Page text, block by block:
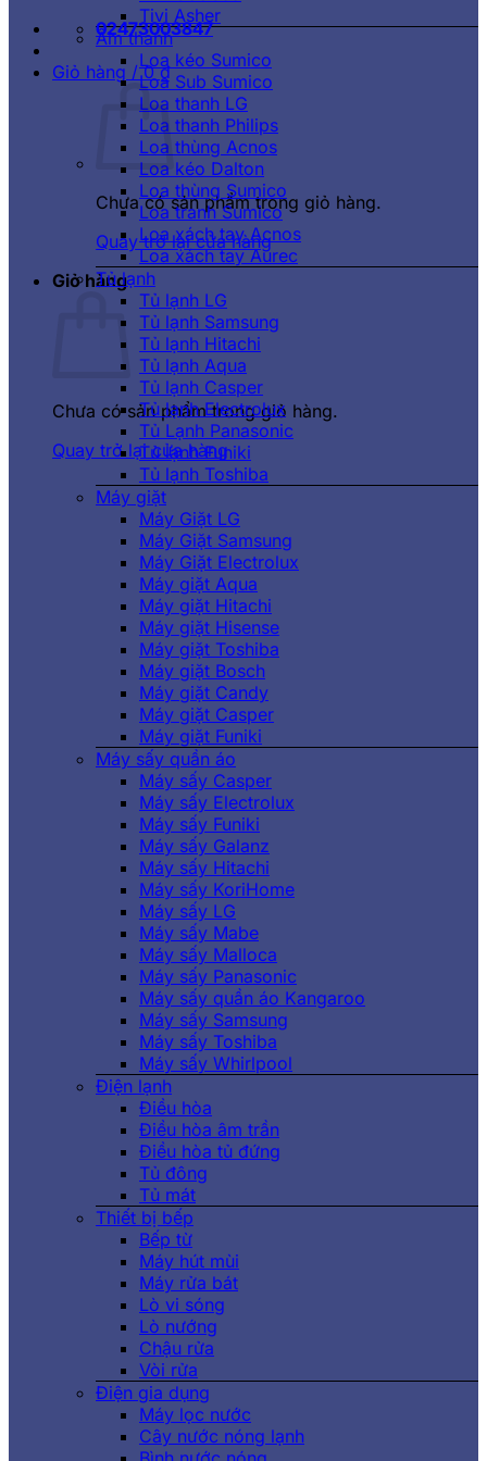
02473003847
Giỏ hàng /0₫
Chưa có sản phẩm trong giỏ hàng.
Quay trở lại cửa hàng
Giỏ hàng
Chưa có sản phẩm trong giỏ hàng.
Quay trở lại cửa hàng
Tivi Asher
Âm thanh
Loa kéo Sumico
Loa Sub Sumico
Loa thanh LG
Loa thanh Philips
Loa thùng Acnos
Loa kéo Dalton
Loa thùng Sumico
Loa tranh Sumico
Loa xách tay Acnos
Loa xách tay Aurec
Tủ lạnh
Tủ lạnh LG
Tủ lạnh Samsung
Tủ lạnh Hitachi
Tủ lạnh Aqua
Tủ lạnh Casper
Tủ lạnh Electrolux
Tủ Lạnh Panasonic
Tủ lạnh Funiki
Tủ lạnh Toshiba
Máy giặt
Máy Giặt LG
Máy Giặt Samsung
Máy Giặt Electrolux
Máy giặt Aqua
Máy giặt Hitachi
Máy giặt Hisense
Máy giặt Toshiba
Máy giặt Bosch
Máy giặt Candy
Máy giặt Casper
Máy giặt Funiki
Máy sấy quần áo
Máy sấy Casper
Máy sấy Electrolux
Máy sấy Funiki
Máy sấy Galanz
Máy sấy Hitachi
Máy sấy KoriHome
Máy sấy LG
Máy sấy Mabe
Máy sấy Malloca
Máy sấy Panasonic
Máy sấy quần áo Kangaroo
Máy sấy Samsung
Máy sấy Toshiba
Máy sấy Whirlpool
Điện lạnh
Điều hòa
Điều hòa âm trần
Điều hòa tủ đứng
Tủ đông
Tủ mát
Thiết bị bếp
Bếp từ
Máy hút mùi
Máy rửa bát
Lò vi sóng
Lò nướng
Chậu rửa
Vòi rửa
Điện gia dụng
Máy lọc nước
Cây nước nóng lạnh